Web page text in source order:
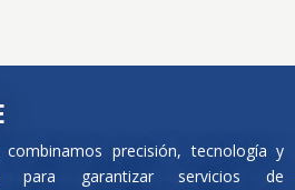
combinamos precisión, tecnología y
para garantizar servicios de